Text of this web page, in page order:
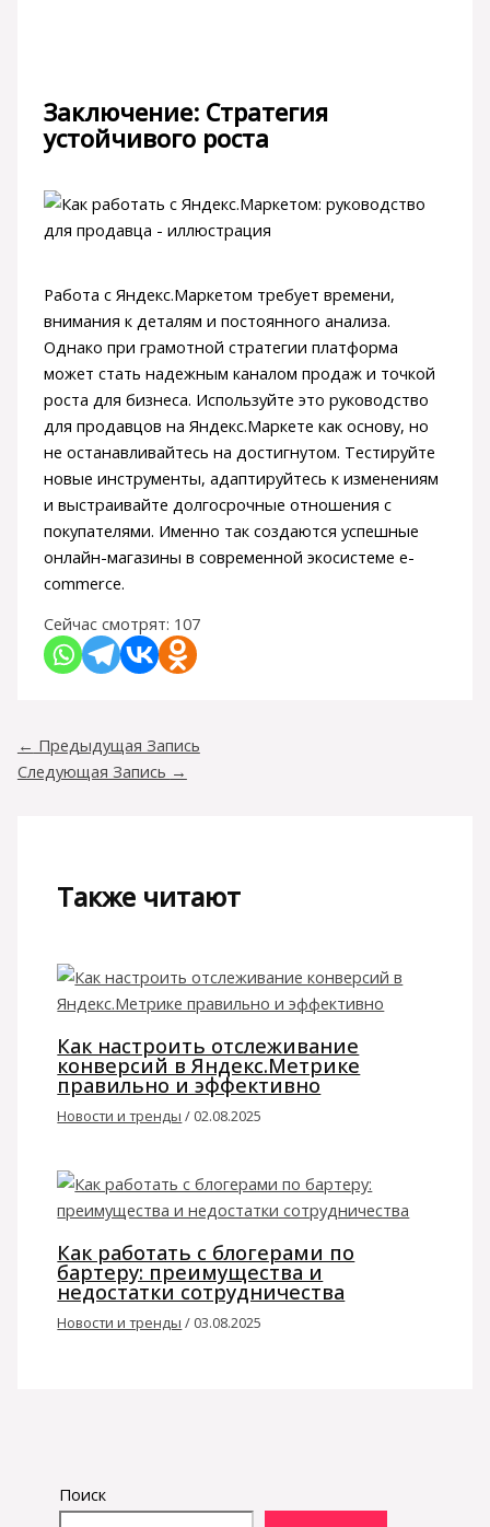
Заключение: Стратегия
устойчивого роста
Работа с Яндекс.Маркетом требует времени,
внимания к деталям и постоянного анализа.
Однако при грамотной стратегии платформа
может стать надежным каналом продаж и точкой
роста для бизнеса. Используйте это руководство
для продавцов на Яндекс.Маркете как основу, но
не останавливайтесь на достигнутом. Тестируйте
новые инструменты, адаптируйтесь к изменениям
и выстраивайте долгосрочные отношения с
покупателями. Именно так создаются успешные
онлайн-магазины в современной экосистеме e-
commerce.
Сейчас смотрят: 107
← Предыдущая Запись
Следующая Запись →
Также читают
Как настроить отслеживание
конверсий в Яндекс.Метрике
правильно и эффективно
Новости и тренды / 02.08.2025
Как работать с блогерами по
бартеру: преимущества и
недостатки сотрудничества
Новости и тренды / 03.08.2025
Поиск